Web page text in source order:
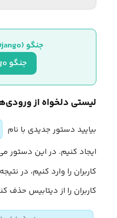
جنگو (Django) چیست؟
جنگو Django
لیستی دلخواه از
بیایید دستور جدیدی با نام
ایجاد کنیم. در این دستور
کاربران را وارد کنیم، در
کاربران را از دیتابیس حذف